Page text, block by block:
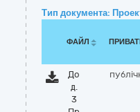
Тип документа:
ФАЙЛ
До
д.
3